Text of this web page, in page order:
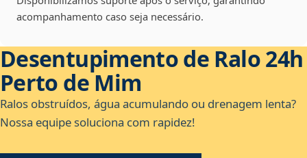
acompanhamento caso seja necessário.
Desentupimento de Ralo 24h
Perto de Mim
Ralos obstruídos, água acumulando ou drenagem lenta?
Nossa equipe soluciona com rapidez!